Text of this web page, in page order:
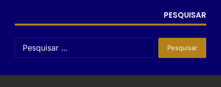
PESQUISAR